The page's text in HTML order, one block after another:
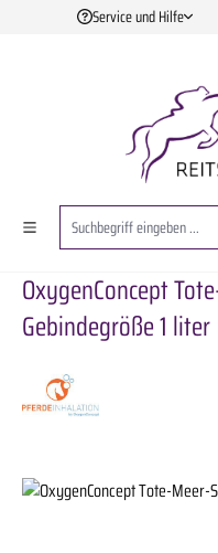
Zum Hauptinhalt springen
Service und Hilfe
OxygenConcept
Gebindegröße 1 liter
Bildergalerie überspringen